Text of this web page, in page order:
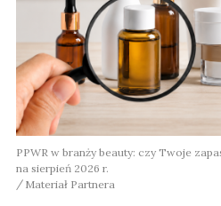
PPWR w branży beauty: czy Twoje
na sierpień 2026 r.
Materiał Partnera